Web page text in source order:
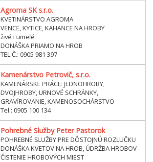
Agroma SK s.r.o.
KVETINÁRSTVO AGROMA
VENCE, KYTICE, KAHANCE NA HROBY
živé i umelé
DONÁŠKA PRIAMO NA HROB
TEL.Č.: 0905 981 397
Kamenárstvo Petrovič, s.r.o.
KAMENÁRSKE PRÁCE: JEDNOHROBY,
DVOJHROBY, URNOVÉ SCHRÁNKY,
GRAVÍROVANIE, KAMENOSOCHÁRSTVO
Tel.: 0905 100 134
Pohrebné Služby Peter Pastorok
POHREBNÉ SLUŽBY PRE DÔSTOJNÚ ROZLUČKU
DONÁŠKA KVETOV NA HROB, ÚDRŽBA HROBOV
ČISTENIE HROBOVÝCH MIEST